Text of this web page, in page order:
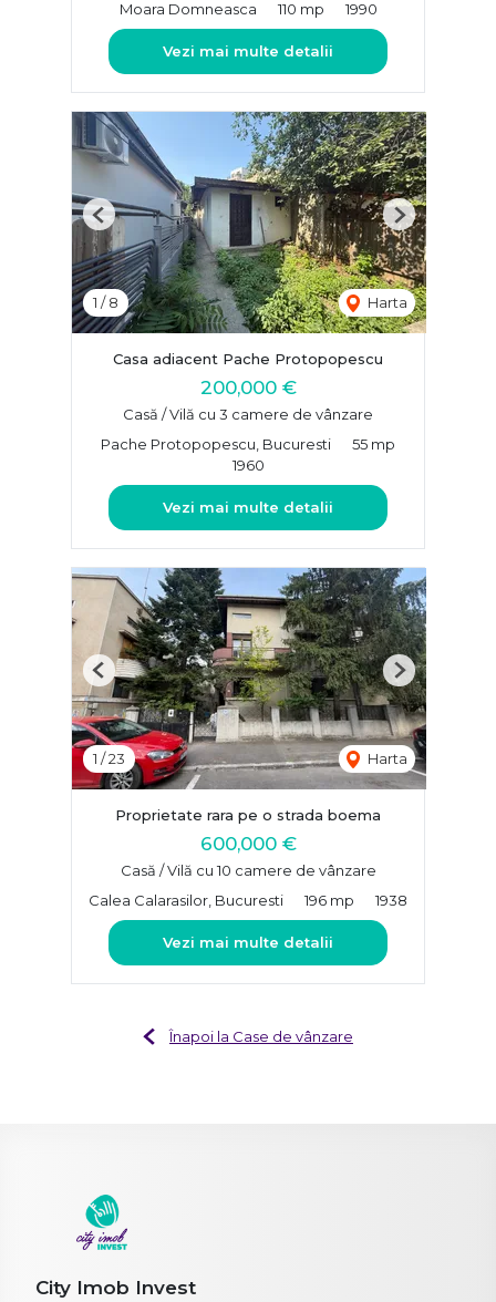
Moara Domneasca 110 mp 1990
Vezi mai multe detalii
1 /8 Harta
Previous Next
Casa adiacent Pache Protopopescu
200,000 €
Casă / Vilă cu 3 camere de vânzare
Pache Protopopescu, Bucuresti
55 mp
1960
Vezi mai multe detalii
1 /23 Harta
Previous Next
Proprietate rara pe o strada boema
600,000 €
Casă / Vilă cu 10 camere de vânzare
Calea Calarasilor, Bucuresti
196 mp 1938
Vezi mai multe detalii
Înapoi la Case de vânzare
City Imob Invest